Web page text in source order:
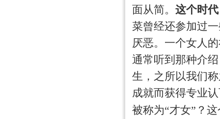
面从简。 这个时
菜曾经还参加过
厌恶。一个女人
通常听到那种介
生，之所以我们
成就而获得专业
被称为“才女”？